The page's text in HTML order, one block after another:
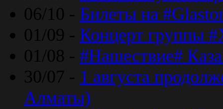
06/10 - Билеты на
01/09 - Концерт группы
01/08 - #Нашествие#
30/07 - 1 августа
Алматы)